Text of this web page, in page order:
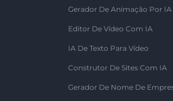
Gerador De Animação Por IA
Editor De Vídeo Com IA
IA De Texto Para Vídeo
Construtor De Sites Com IA
Gerador De Nome De